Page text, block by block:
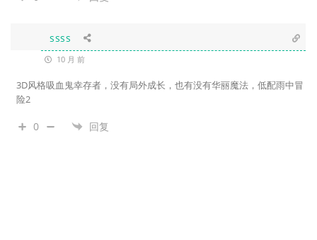
ssss
10 月 前
3D风格吸血鬼幸存者，没有局外成长，也有没有华丽魔法，低配雨中冒
险2
0 回复